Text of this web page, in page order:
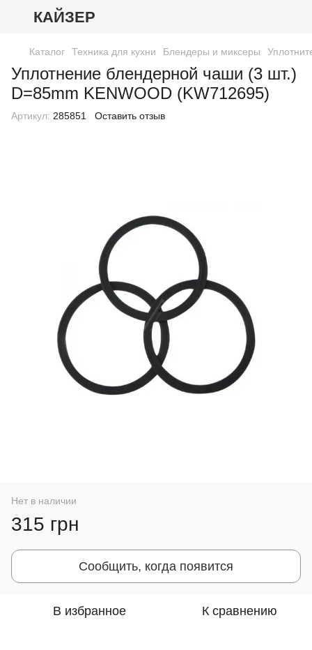
КАЙЗЕР
Каталог Техника для кухни Блендеры и миксеры
Уплотнение блендерной чаши (3 шт.)
D=85mm KENWOOD (KW712695)
Артикул: 285851 Оставить отзыв
Нет в наличии
315 грн
Сообщить, когда появится
В избранное К сравнению